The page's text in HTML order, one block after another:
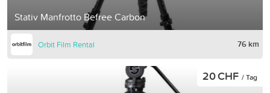
Stativ Manfrotto Befree Carbon
Orbit Film Rental 76 km
20 CHF / Tag